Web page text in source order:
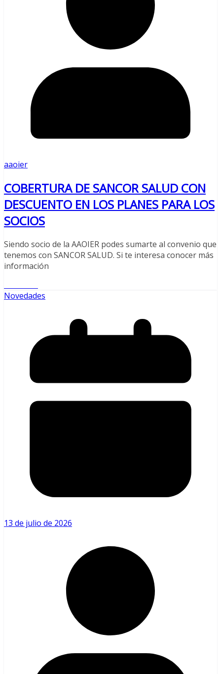
aaoier
COBERTURA DE SANCOR SALUD CON
DESCUENTO EN LOS PLANES PARA LOS
SOCIOS
Siendo socio de la AAOIER podes sumarte al convenio que
tenemos con SANCOR SALUD. Si te interesa conocer más
información
Novedades
13 de julio de 2026